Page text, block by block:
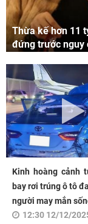
Thừa kế hơn 11
đứng trước nguy
Kinh hoàng cảnh
bay rơi trúng ô tô
người may mắn
12:30 12/12/